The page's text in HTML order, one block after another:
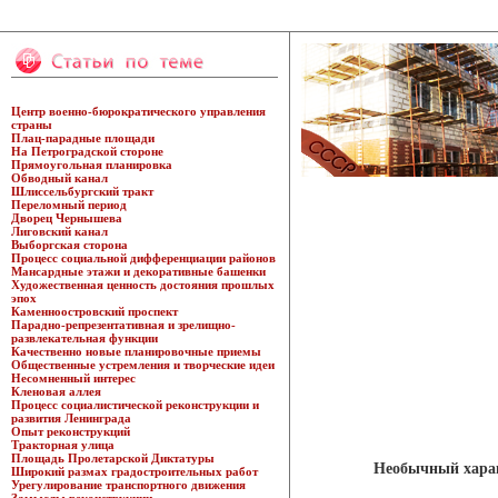
Центр военно-бюрократического управления
страны
Плац-парадные площади
На Петроградской стороне
Прямоугольная планировка
Обводный канал
Шлиссельбургский тракт
Переломный период
Дворец Чернышева
Лиговский канал
Выборгская сторона
Процесс социальной дифференциации районов
Мансардные этажи и декоративные башенки
Художественная ценность достояния прошлых
эпох
Каменноостровский проспект
Парадно-репрезентативная и зрелищно-
развлекательная функции
Качественно новые планировочные приемы
Общественные устремления и творческие идеи
Несомненный интерес
Кленовая аллея
Процесс социалистической реконструкции и
развития Ленинграда
Опыт реконструкций
Тракторная улица
Площадь Пролетарской Диктатуры
Широкий размах градостроительных работ
Урегулирование транспортного движения
Необычный